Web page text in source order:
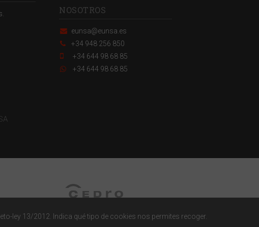
NOSOTROS
eunsa@eunsa.es
+34 948 256 850
+34 644 98 68 85
+34 644 98 68 85
ley 13/2012. Indica qué tipo de cookies nos permites recoger.